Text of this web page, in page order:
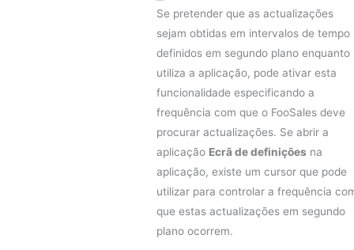
Se pretender que as actualizações
sejam obtidas em intervalos de tempo
definidos em segundo plano enquanto
utiliza a aplicação, pode ativar esta
funcionalidade especificando a
frequência com que o FooSales deve
procurar actualizações. Se abrir a
aplicação Ecrã de definições na
aplicação, existe um cursor que pode
utilizar para controlar a frequência
que estas actualizações em segundo
plano ocorrem.